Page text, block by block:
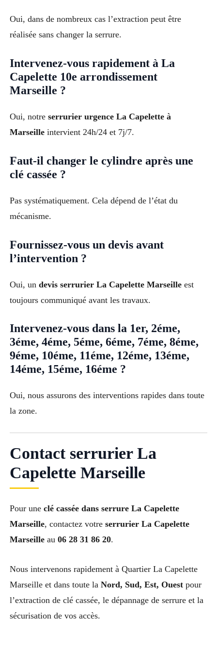
Oui, dans de nombreux cas l’extraction peut être
réalisée sans changer la serrure.
Intervenez-vous rapidement à La
Capelette 10e arrondissement
Marseille ?
Oui, notre serrurier urgence La Capelette à
Marseille intervient 24h/24 et 7j/7.
Faut-il changer le cylindre après une
clé cassée ?
Pas systématiquement. Cela dépend de l’état du
mécanisme.
Fournissez-vous un devis avant
l’intervention ?
Oui, un devis serrurier La Capelette Marseille est
toujours communiqué avant les travaux.
Intervenez-vous dans la 1er, 2éme,
3éme, 4éme, 5éme, 6éme, 7éme, 8éme,
9éme, 10éme, 11éme, 12éme, 13éme,
14éme, 15éme, 16éme ?
Oui, nous assurons des interventions rapides dans toute
la zone.
Contact serrurier La
Capelette Marseille
Pour une clé cassée dans serrure La Capelette
Marseille, contactez votre serrurier La Capelette
Marseille au 06 28 31 86 20.
Nous intervenons rapidement à Quartier La Capelette
Marseille et dans toute la Nord, Sud, Est, Ouest pour
l’extraction de clé cassée, le dépannage de serrure et la
sécurisation de vos accès.